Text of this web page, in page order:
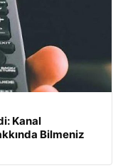
Kanal
Bilmeniz